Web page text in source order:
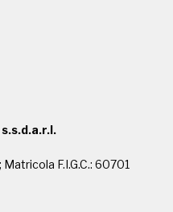
s.s.d.a.r.l.
F.I.G.C.: 60701